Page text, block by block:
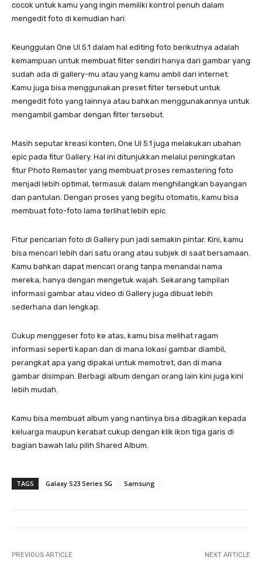
cocok untuk kamu yang ingin memiliki kontrol penuh dalam
mengedit foto di kemudian hari.
Keunggulan One UI 5.1 dalam hal editing foto berikutnya adalah
kemampuan untuk membuat filter sendiri hanya dari gambar yang
sudah ada di gallery-mu atau yang kamu ambil dari internet.
Kamu juga bisa menggunakan preset filter tersebut untuk
mengedit foto yang lainnya atau bahkan menggunakannya untuk
mengambil gambar dengan filter tersebut.
Masih seputar kreasi konten, One UI 5.1 juga melakukan ubahan
epic pada fitur Gallery. Hal ini ditunjukkan melalui peningkatan
fitur Photo Remaster yang membuat proses remastering foto
menjadi lebih optimal, termasuk dalam menghilangkan bayangan
dan pantulan. Dengan proses yang begitu otomatis, kamu bisa
membuat foto-foto lama terlihat lebih epic.
Fitur pencarian foto di Gallery pun jadi semakin pintar. Kini, kamu
bisa mencari lebih dari satu orang atau subjek di saat bersamaan.
Kamu bahkan dapat mencari orang tanpa menandai nama
mereka, hanya dengan mengetuk wajah. Sekarang tampilan
informasi gambar atau video di Gallery juga dibuat lebih
sederhana dan lengkap.
Cukup menggeser foto ke atas, kamu bisa melihat ragam
informasi seperti kapan dan di mana lokasi gambar diambil,
perangkat apa yang dipakai untuk memotret, dan di mana
gambar disimpan. Berbagi album dengan orang lain kini juga kini
lebih mudah.
Kamu bisa membuat album yang nantinya bisa dibagikan kepada
keluarga maupun kerabat cukup dengan klik ikon tiga garis di
bagian bawah lalu pilih Shared Album.
TAGS Galaxy S23 Series 5G Samsung
PREVIOUS ARTICLE NEXT ARTICLE